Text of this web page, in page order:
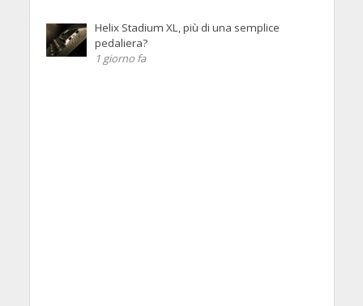
Helix Stadium XL, più di una semplice
pedaliera?
1 giorno fa